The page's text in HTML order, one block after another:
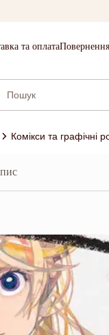
та оплата
Комікси та графічні